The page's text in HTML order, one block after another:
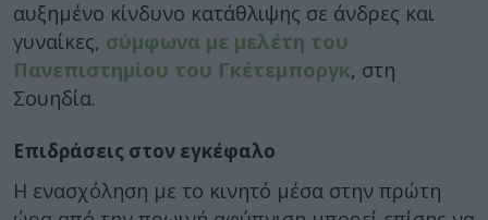
αυξημένο κίνδυνο κατάθλιψης σε άνδρες και
γυναίκες, σύμφωνα με μελέτη του
Πανεπιστημίου του Γκέτεμποργκ, στη
Σουηδία.
Επιδράσεις στον εγκέφαλο
Η ενασχόληση με το κινητό μέσα στην πρώτη